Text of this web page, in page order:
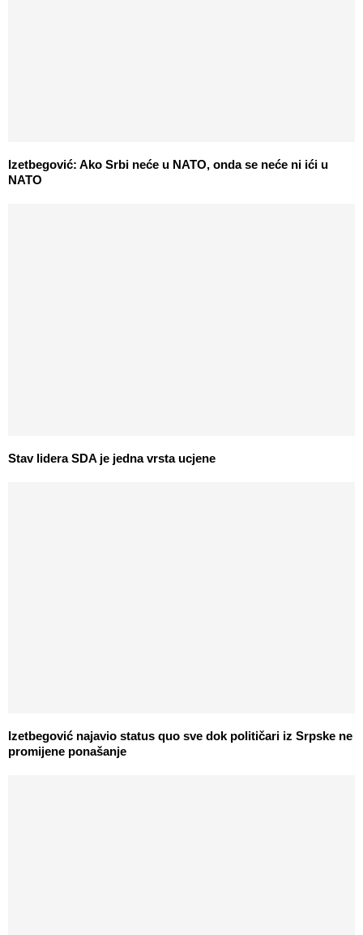
Izetbegović: Ako Srbi neće u NATO, onda se neće ni ići u
NATO
Stav lidera SDA je jedna vrsta ucjene
Izetbegović najavio status quo sve dok političari iz Srpske ne
promijene ponašanje